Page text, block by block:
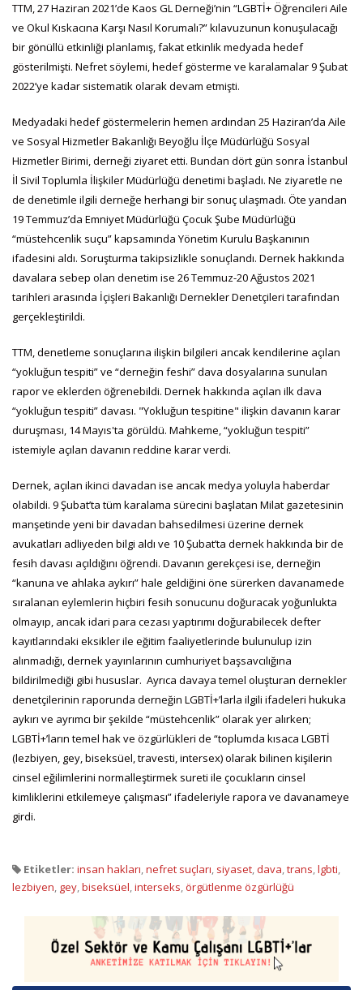
TTM, 27 Haziran 2021’de Kaos GL Derneği’nin “LGBTİ+ Öğrencileri Aile
ve Okul Kıskacına Karşı Nasıl Korumalı?” kılavuzunun konuşulacağı
bir gönüllü etkinliği planlamış, fakat etkinlik medyada hedef
gösterilmişti. Nefret söylemi, hedef gösterme ve karalamalar 9 Şubat
2022’ye kadar sistematik olarak devam etmişti.
Medyadaki hedef göstermelerin hemen ardından 25 Haziran’da Aile
ve Sosyal Hizmetler Bakanlığı Beyoğlu İlçe Müdürlüğü Sosyal
Hizmetler Birimi, derneği ziyaret etti. Bundan dört gün sonra İstanbul
İl Sivil Toplumla İlişkiler Müdürlüğü denetimi başladı. Ne ziyaretle ne
de denetimle ilgili derneğe herhangi bir sonuç ulaşmadı. Öte yandan
19 Temmuz’da Emniyet Müdürlüğü Çocuk Şube Müdürlüğü
“müstehcenlik suçu” kapsamında Yönetim Kurulu Başkanının
ifadesini aldı. Soruşturma takipsizlikle sonuçlandı. Dernek hakkında
davalara sebep olan denetim ise 26 Temmuz-20 Ağustos 2021
tarihleri arasında İçişleri Bakanlığı Dernekler Denetçileri tarafından
gerçekleştirildi.
TTM, denetleme sonuçlarına ilişkin bilgileri ancak kendilerine açılan
“yokluğun tespiti” ve “derneğin feshi” dava dosyalarına sunulan
rapor ve eklerden öğrenebildi. Dernek hakkında açılan ilk dava
“yokluğun tespiti” davası. "Yokluğun tespitine" ilişkin davanın karar
duruşması, 14 Mayıs'ta görüldü. Mahkeme, “yokluğun tespiti”
istemiyle açılan davanın reddine karar verdi.
Dernek, açılan ikinci davadan ise ancak medya yoluyla haberdar
olabildi. 9 Şubat’ta tüm karalama sürecini başlatan Milat gazetesinin
manşetinde yeni bir davadan bahsedilmesi üzerine dernek
avukatları adliyeden bilgi aldı ve 10 Şubat’ta dernek hakkında bir de
fesih davası açıldığını öğrendi. Davanın gerekçesi ise, derneğin
“kanuna ve ahlaka aykırı” hale geldiğini öne sürerken davanamede
sıralanan eylemlerin hiçbiri fesih sonucunu doğuracak yoğunlukta
olmayıp, ancak idari para cezası yaptırımı doğurabilecek defter
kayıtlarındaki eksikler ile eğitim faaliyetlerinde bulunulup izin
alınmadığı, dernek yayınlarının cumhuriyet başsavcılığına
bildirilmediği gibi hususlar. Ayrıca davaya temel oluşturan dernekler
denetçilerinin raporunda derneğin LGBTİ+’larla ilgili ifadeleri hukuka
aykırı ve ayrımcı bir şekilde “müstehcenlik” olarak yer alırken;
LGBTİ+’ların temel hak ve özgürlükleri de “toplumda kısaca LGBTİ
(lezbiyen, gey, biseksüel, travesti, intersex) olarak bilinen kişilerin
cinsel eğilimlerini normalleştirmek sureti ile çocukların cinsel
kimliklerini etkilemeye çalışması” ifadeleriyle rapora ve davanameye
girdi.
Etiketler: insan hakları,nefret suçları, siyaset,dava,trans,lgbti,
lezbiyen, gey,biseksüel,interseks,örgütlenme özgürlüğü